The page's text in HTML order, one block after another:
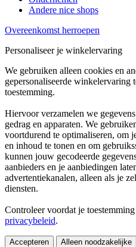
Andere nice shops
Overeenkomst herroepen
Personaliseer je winkelervaring
We gebruiken alleen cookies en
gepersonaliseerde
toestemming.
Hiervoor verzamelen we
gedrag en apparaten. We
voortdurend te optimaliseren, om
en inhoud te tonen en om
kunnen jouw gecodeerde
aanbieders en je aanbiedingen
advertentiekanalen, alleen als je
diensten.
Controleer voordat je
privacybeleid.
Accepteren Alleen noodzakelijke